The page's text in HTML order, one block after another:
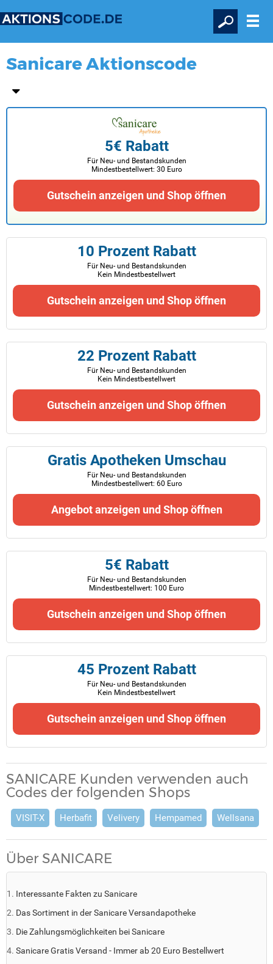
Sanicare Aktionscode
5€ Rabatt
Für Neu- und Bestandskunden
Mindestbestellwert: 30 Euro
Gutschein anzeigen und Shop öffnen
10 Prozent Rabatt
Für Neu- und Bestandskunden
Kein Mindestbestellwert
Gutschein anzeigen und Shop öffnen
22 Prozent Rabatt
Für Neu- und Bestandskunden
Kein Mindestbestellwert
Gutschein anzeigen und Shop öffnen
Gratis Apotheken Umschau
Für Neu- und Bestandskunden
Mindestbestellwert: 60 Euro
Angebot anzeigen und Shop öffnen
5€ Rabatt
Für Neu- und Bestandskunden
Mindestbestellwert: 100 Euro
Gutschein anzeigen und Shop öffnen
45 Prozent Rabatt
Für Neu- und Bestandskunden
Kein Mindestbestellwert
Gutschein anzeigen und Shop öffnen
SANICARE Kunden verwenden auch
Codes der folgenden Shops
VISIT-X Herbafit Velivery Hempamed Wellsana
Über SANICARE
Interessante Fakten zu Sanicare
Das Sortiment in der Sanicare Versandapotheke
Die Zahlungsmöglichkeiten bei Sanicare
Sanicare Gratis Versand - Immer ab 20 Euro Bestellwert